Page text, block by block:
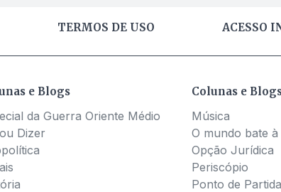
TERMOS DE USO ACESSO
e Blogs
da Guerra Oriente Médio
Dizer
Colunas e
Música
O mundo bate
Opção Jurídica
Periscópio
Ponto de Partida